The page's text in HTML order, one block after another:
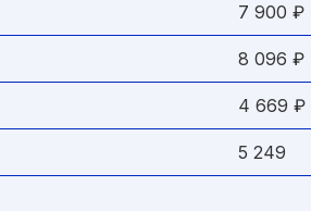
7 900 ₽
8 096 ₽
4 669 ₽
5 249